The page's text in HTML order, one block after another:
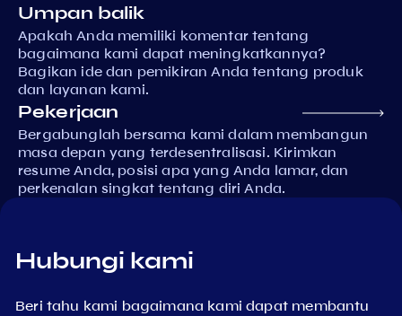
Umpan balik
Apakah Anda memiliki komentar tentang
bagaimana kami dapat meningkatkannya?
Bagikan ide dan pemikiran Anda tentang produk
dan layanan kami.
Pekerjaan
Bergabunglah bersama kami dalam membangun
masa depan yang terdesentralisasi. Kirimkan
resume Anda, posisi apa yang Anda lamar, dan
perkenalan singkat tentang diri Anda.
Hubungi kami
Beri tahu kami bagaimana kami dapat membantu